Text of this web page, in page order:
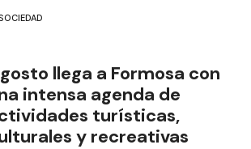
SOCIEDAD
llega a Formosa con
intensa agenda de
turísticas,
y recreativas